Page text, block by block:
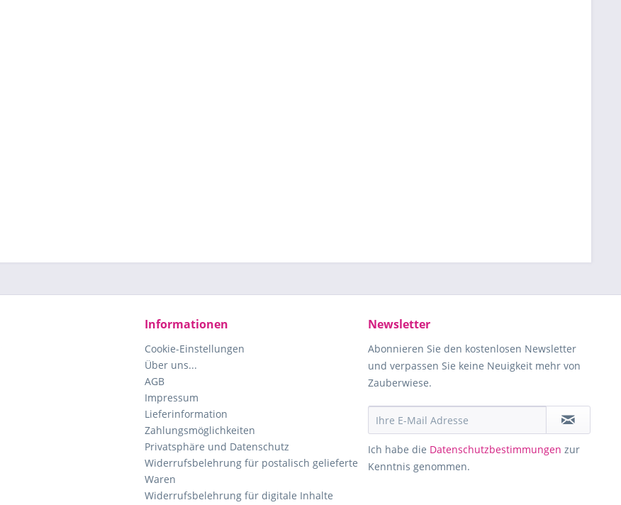
Informationen
Cookie-Einstellungen
Über uns...
AGB
Impressum
Lieferinformation
Zahlungsmöglichkeiten
Privatsphäre und Datenschutz
Widerrufsbelehrung für postalisch gelieferte
Waren
Widerrufsbelehrung für digitale Inhalte
Newsletter
Abonnieren Sie den kostenlosen Newsletter
und verpassen Sie keine Neuigkeit mehr von
Zauberwiese.
Ich habe die Datenschutzbestimmungen zur
Kenntnis genommen.